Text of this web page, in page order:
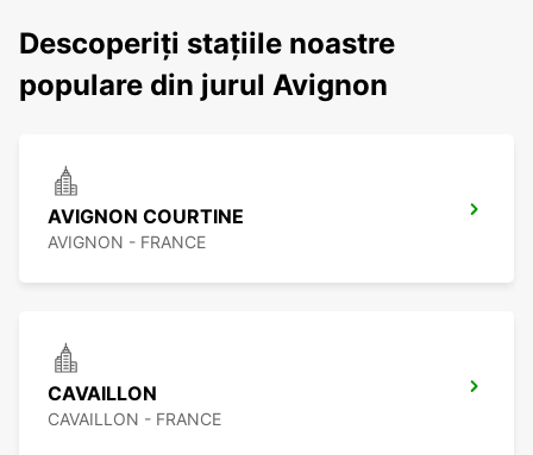
Descoperiți stațiile noastre
populare din jurul Avignon
AVIGNON COURTINE
AVIGNON - FRANCE
CAVAILLON
CAVAILLON - FRANCE